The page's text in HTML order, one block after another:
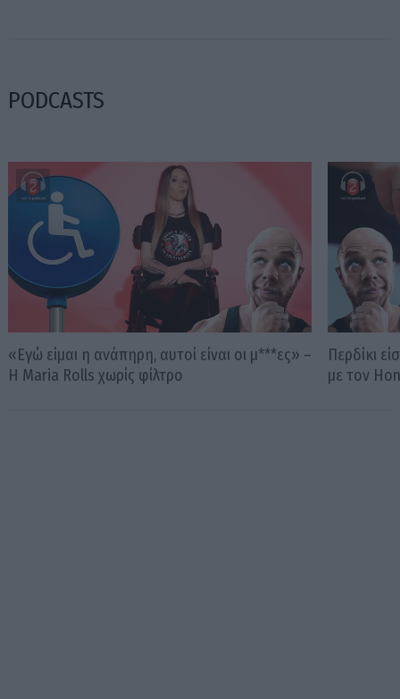
PODCASTS
«Εγώ είμαι η ανάπηρη, αυτοί είναι οι μ***ες» –
Η Maria Rolls χωρίς φίλτρο
Περδίκι
με τον